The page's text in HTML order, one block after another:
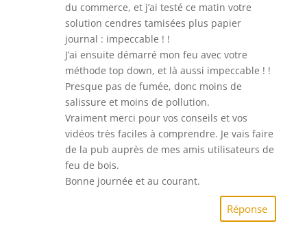
du commerce, et j’ai testé ce matin votre
solution cendres tamisées plus papier
journal : impeccable ! !
J’ai ensuite démarré mon feu avec votre
méthode top down, et là aussi impeccable ! !
Presque pas de fumée, donc moins de
salissure et moins de pollution.
Vraiment merci pour vos conseils et vos
vidéos très faciles à comprendre. Je vais faire
de la pub auprès de mes amis utilisateurs de
feu de bois.
Bonne journée et au courant.
Réponse